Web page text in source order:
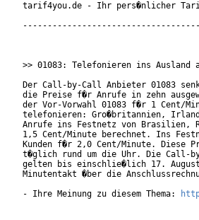
tarif4you.de - Ihr pers�nlicher
>> 01083: Telefonieren ins Ausland
Der Call-by-Call Anbieter 01083
die Preise f�r Anrufe in zehn
der Vor-Vorwahl 01083 f�r 1 Cent/
telefonieren: Gro�britannien,
Anrufe ins Festnetz von Brasilien,
1,5 Cent/Minute berechnet. Ins
Kunden f�r 2,0 Cent/Minute. Diese
t�glich rund um die Uhr. Die Call-
gelten bis einschlie�lich 17.
Minutentakt �ber die
- Ihre Meinung zu diesem Thema: